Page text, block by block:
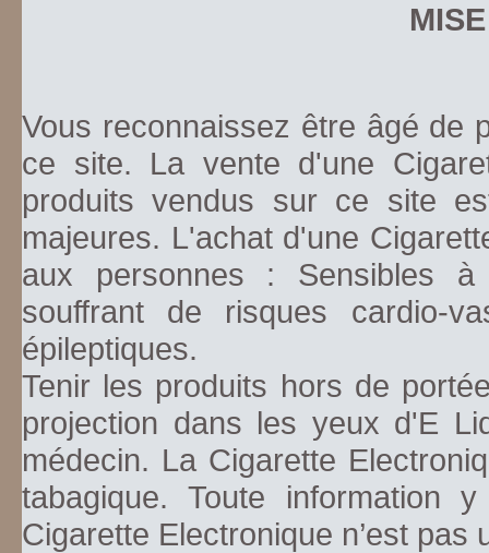
Vous reconnaissez être âgé de
ce site. La vente d'une
produits vendus sur ce site
majeures. L'achat d'une
aux personnes : Sensibles
souffrant de risques cardio-
épileptiques.
Tenir les produits hors de
projection dans les yeux d'E
médecin. La Cigarette
tabagique. Toute information
Cigarette Electronique n’est pas